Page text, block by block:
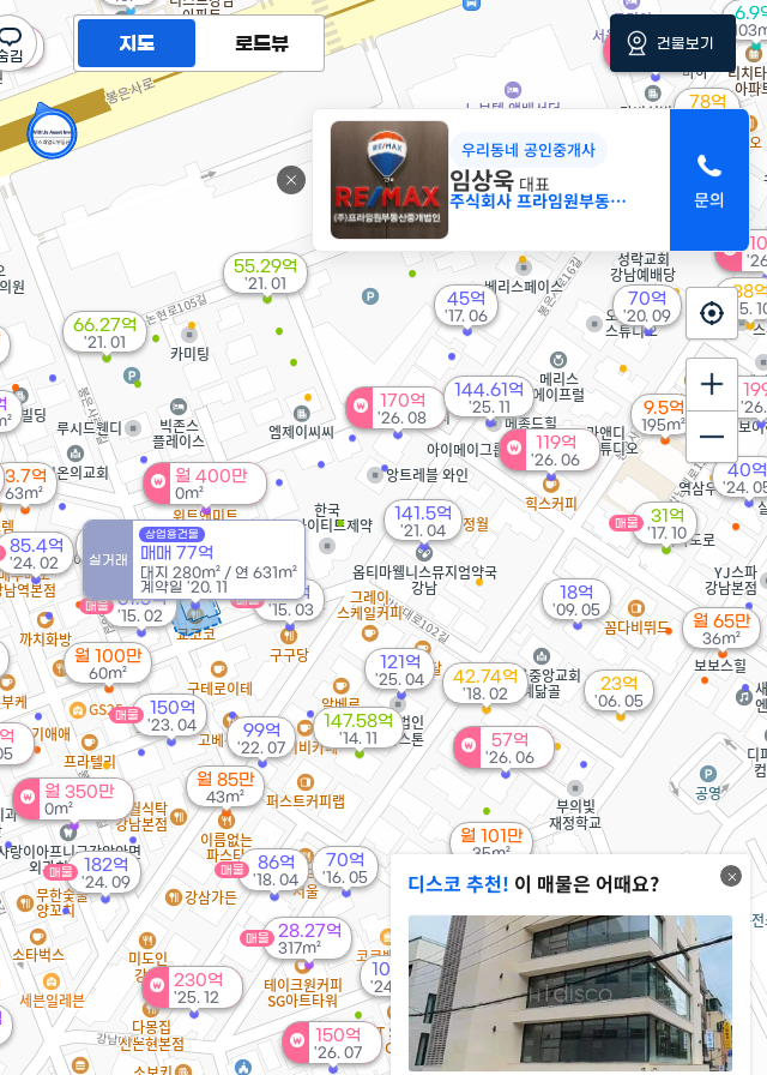
170억
'26. 08
150억
'23. 04
매물
월 350만
0m²
월 400만
0m²
182억
'24. 09
매물
150억
'26. 07
61.5억
'15. 02
매물
85.4억
'24. 02
3.7억
63m²
31억
'17. 10
매물
57억
'26. 06
78억
84.73억
28.27억
317m²
매물
99억
'26. 06
86억
'18. 04
매물
57억
'15. 03
매물
119억
'26. 06
38
'15.
매물
170억
'26. 06
월 82만
33m²
월 65만
36m²
월 101만
35m²
230억
'25. 12
144.61억
'25. 11
월 85만
43m²
만
월 1,400만
'25. 04
121억
'25. 04
100억
'24. 06
40억
'24.
월 100만
60m²
6.9
99억
'22. 07
78억
141.5억
'21. 04
66.27억
'21. 01
55.29억
'21. 01
실거래
상업용건물
매매 77억
대지 280m² / 연 631m²
계약일 '20. 11
70억
'20. 09
42.74억
'18. 02
45억
'17. 06
9.5억
195m²
70억
'16. 05
147.58억
'14. 11
18억
'09. 05
23억
'06. 05
디스코 추천! 이 매물은 어때요?
우리동네 공인중개사
임상욱 대표
주식회사 프라임원부동산중개법인
지도 로드뷰 건물보기